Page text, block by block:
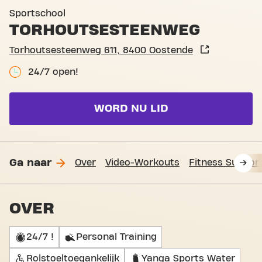
Sportschool
TORHOUTSESTEENWEG
Torhoutsesteenweg 611, 8400 Oostende
24/7 open!
WORD NU LID
Ga naar Over Video-Workouts Fitness
OVER
24/7 ! Personal Training
Rolstoeltoegankelijk Yanga Sports Water